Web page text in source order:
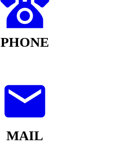
PHONE
MAIL